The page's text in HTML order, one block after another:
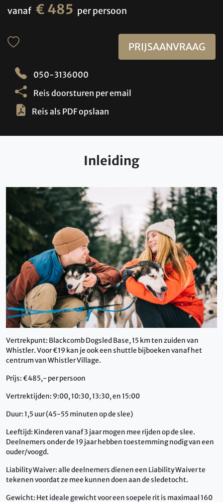
vanaf € 485 per persoon
PRIJSAANVRAAG
050-3136000
Reis doorsturen per email
Reis als PDF opslaan
Inleiding
Vertrekpunt: Blackcomb Dogsled Base, 15 km ten zuiden van
Whistler. Voor €19 kan je ook een shuttle bijboeken vanaf het
centrum van Whistler Village.
Prijs: €485,- per persoon
Vertrektijden: 9:00, 10:30, 13:30, en 15:00
Duur: 1,5 uur (45-55 minuten op de slee)
Leeftijd: Kinderen vanaf 3 jaar mogen mee rijden op de slee.
Deelnemers onder de 19 jaar hebben toestemming nodig van een
ouder/voogd.
Liability Waiver: alle deelnemers dienen een Liability Waiver te
tekenen voordat ze mee kunnen doen aan de sledetocht.
Gewicht: Het ideale gewicht voor een soepele rit is maximaal 160